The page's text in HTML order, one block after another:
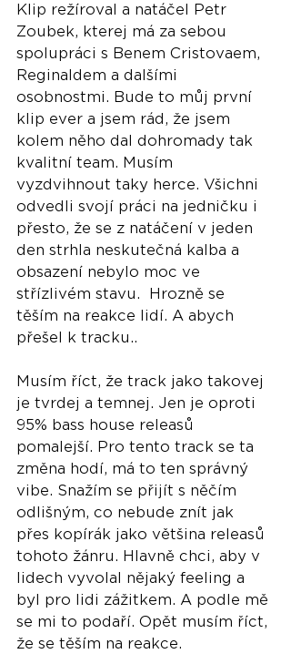
Klip režíroval a natáčel Petr
Zoubek, kterej má za sebou
spolupráci s Benem Cristovaem,
Reginaldem a dalšími
osobnostmi. Bude to můj první
klip ever a jsem rád, že jsem
kolem něho dal dohromady tak
kvalitní team. Musím
vyzdvihnout taky herce. Všichni
odvedli svojí práci na jedničku i
přesto, že se z natáčení v jeden
den strhla neskutečná kalba a
obsazení nebylo moc ve
střízlivém stavu.  Hrozně se
těším na reakce lidí. A abych
přešel k tracku..
Musím říct, že track jako takovej
je tvrdej a temnej. Jen je oproti
95% bass house releasů
pomalejší. Pro tento track se ta
změna hodí, má to ten správný
vibe. Snažím se přijít s něčím
odlišným, co nebude znít jak
přes kopírák jako většina releasů
tohoto žánru. Hlavně chci, aby v
lidech vyvolal nějaký feeling a
byl pro lidi zážitkem. A podle mě
se mi to podaří. Opět musím říct,
že se těším na reakce.